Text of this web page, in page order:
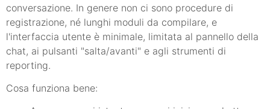
conversazione. In genere non ci sono procedure di
registrazione, né lunghi moduli da compilare, e
l'interfaccia utente è minimale, limitata al pannello della
chat, ai pulsanti "salta/avanti" e agli strumenti di
reporting.
Cosa funziona bene: